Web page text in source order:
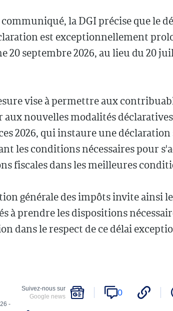
la DGI précise que le
est exceptionnellement
20 septembre 2026, au lieu du 20
vise à permettre aux
aux nouvelles modalités
2026, qui instaure une
les conditions nécessaires pour
fiscales dans les meilleures
générale des impôts invite ainsi
à prendre les dispositions
dans le respect de ce délai
-
Suivez-nous sur
Google news
0